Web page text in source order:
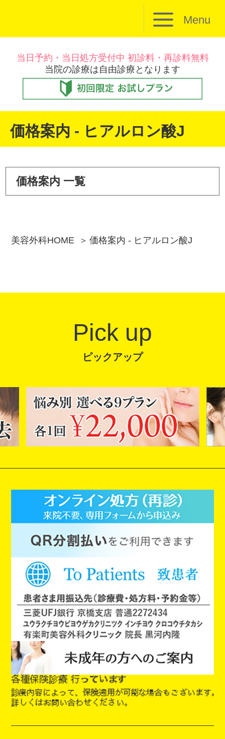
Menu
当日予約・当日処方受付中 初診料・再診料無料
当院の診療は自由診療となります
価格案内 - ヒアルロン酸J
価格案内 一覧
美容外科HOME 価格案内 - ヒアルロン酸J
Pick up
ピックアップ